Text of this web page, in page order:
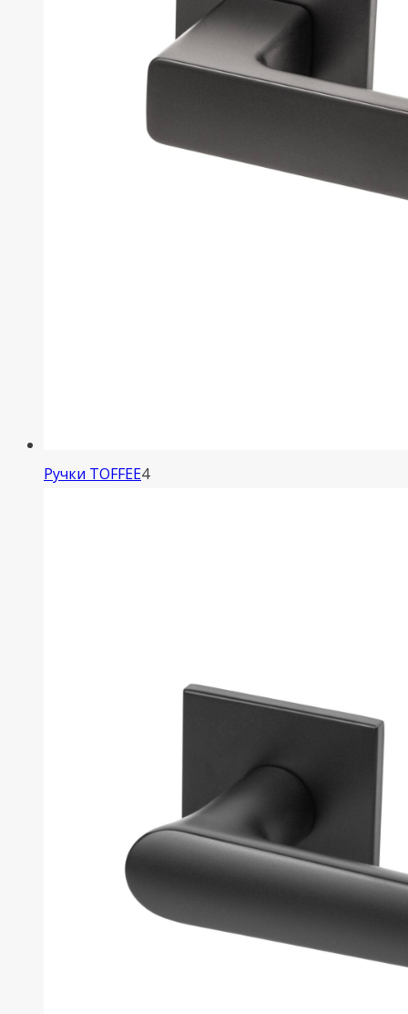
Ручки TOFFEE44